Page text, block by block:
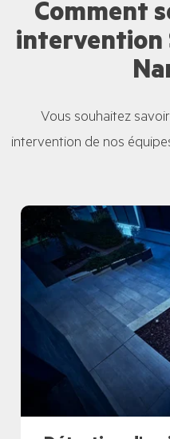
Comment
intervention
Vous souhaitez
intervention de nos